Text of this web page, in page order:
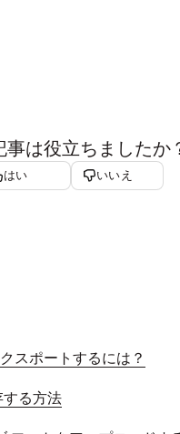
事は役立ちましたか
はい いいえ
スポートするには？
る方法